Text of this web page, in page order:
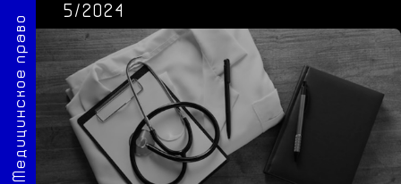
Медицинское право
5/2024